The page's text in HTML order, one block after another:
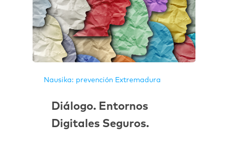
Nausika: prevención Extremadura
Diálogo. Entornos
Digitales Seguros.